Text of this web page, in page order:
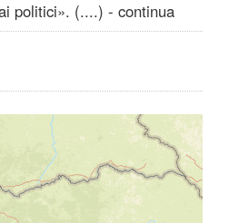
politici». (....) - continua